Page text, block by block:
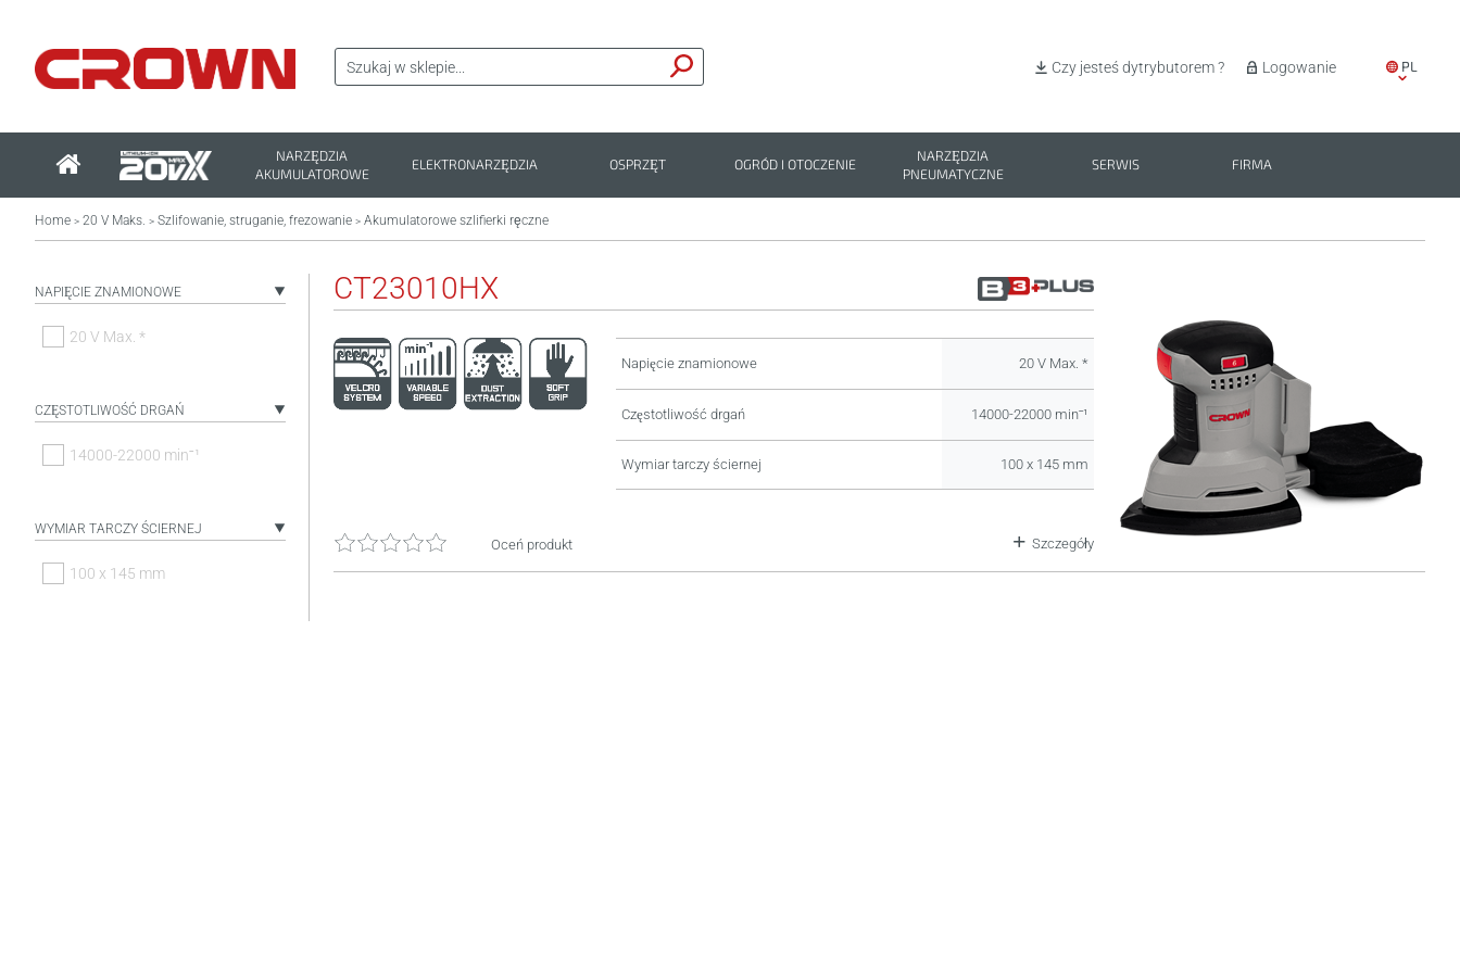
PL
Logowanie
Czy jesteś dytrybutorem ?
NARZĘDZIA
AKUMULATOROWE
ELEKTRONARZĘDZIA OSPRZĘT OGRÓD I OTOCZENIE
NARZĘDZIA
PNEUMATYCZNE
SERWIS FIRMA
Home > 20 V Maks. > Szlifowanie, struganie, frezowanie > Akumulatorowe szlifierki ręczne
NAPIĘCIE ZNAMIONOWE
20 V Max. *
CZĘSTOTLIWOŚĆ DRGAŃ
14000-22000 minˉ¹
WYMIAR TARCZY ŚCIERNEJ
100 x 145 mm
CT23010HX
Napięcie znamionowe 20 V Max. *
Częstotliwość drgań 14000-22000 minˉ¹
Wymiar tarczy ściernej 100 x 145 mm
Oceń produkt Szczegóły